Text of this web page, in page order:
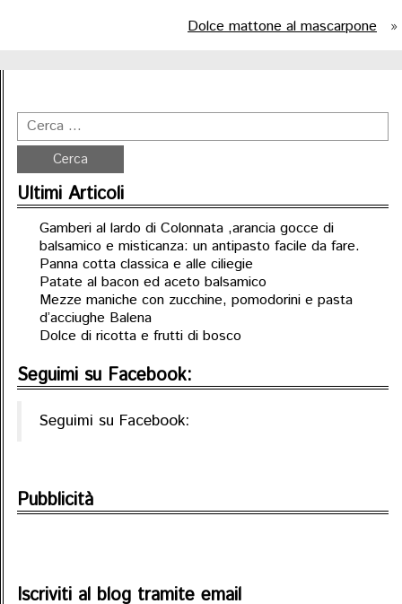
Dolce mattone al mascarpone
»
Ultimi Articoli
Gamberi al lardo di Colonnata ,arancia gocce di
balsamico e misticanza: un antipasto facile da fare.
Panna cotta classica e alle ciliegie
Patate al bacon ed aceto balsamico
Mezze maniche con zucchine, pomodorini e pasta
d’acciughe Balena
Dolce di ricotta e frutti di bosco
Seguimi su Facebook:
Seguimi su Facebook:
Pubblicità
Iscriviti al blog tramite email